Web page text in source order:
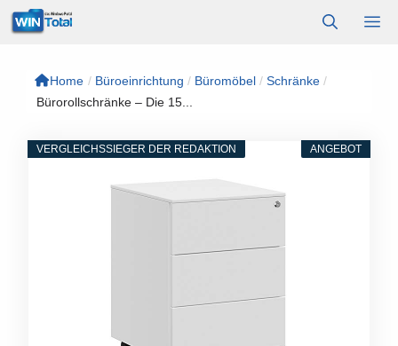
Zum
Inhalt
Home / Büroeinrichtung / Büromöbel / Schränke /
Bürorollschränke – Die 15...
ANGEBOT
VERGLEICHSSIEGER DER REDAKTION